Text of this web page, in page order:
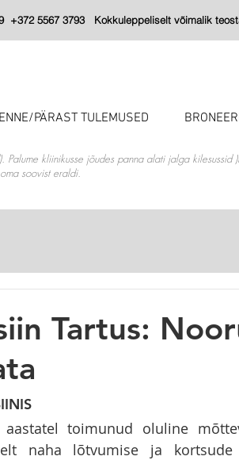
5567 3793 Kokkuleppeliselt võimalik
ENNE/PÄRAST TULEMUSED
kliinikusse jõudes panna alati jalga kilesussid
soovist eraldi.
Tartus:
toimunud oluline
naha lõtvumise ja kortsude